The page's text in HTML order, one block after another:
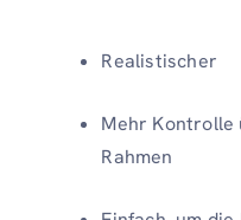
Realistischer
Mehr Kontrolle
Rahmen